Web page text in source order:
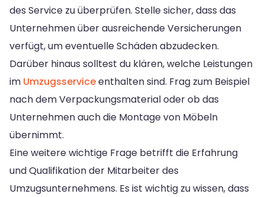
des Service zu überprüfen. Stelle sicher, dass das
Unternehmen über ausreichende Versicherungen
verfügt, um eventuelle Schäden abzudecken.
Darüber hinaus solltest du klären, welche Leistungen
im Umzugsserviceenthalten sind. Frag zum Beispiel
nach dem Verpackungsmaterial oder ob das
Unternehmen auch die Montage von Möbeln
übernimmt.
Eine weitere wichtige Frage betrifft die Erfahrung
und Qualifikation der Mitarbeiter des
Umzugsunternehmens. Es ist wichtig zu wissen, dass